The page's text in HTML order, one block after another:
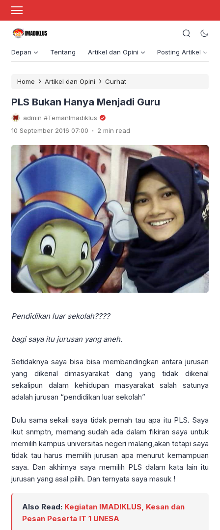
Depan Tentang Artikel dan Opini Posting Artikel
Home › Artikel dan Opini › Curhat
PLS Bukan Hanya Menjadi Guru
admin #TemanImadiklus
10 September 2016 07:00 . 2 min read
Pendidikan luar sekolah????
bagi saya itu jurusan yang aneh.
Setidaknya saya bisa bisa membandingkan antara jurusan
yang dikenal dimasyarakat dang yang tidak dikenal
sekalipun dalam kehidupan masyarakat salah satunya
adalah jurusan “pendidikan luar sekolah”
Dulu sama sekali saya tidak pernah tau apa itu PLS. Saya
ikut snmptn, memang sudah ada dalam fikiran saya untuk
memilih kampus universitas negeri malang,akan tetapi saya
tidak tau harus memilih jurusan apa menurut kemampuan
saya. Dan akhirnya saya memilih PLS dalam kata lain itu
jurusan yang asal pilih. Dan ternyata saya masuk !
Also Read: Kegiatan IMADIKLUS, Kesan dan
Pesan Peserta IT 1 UNESA